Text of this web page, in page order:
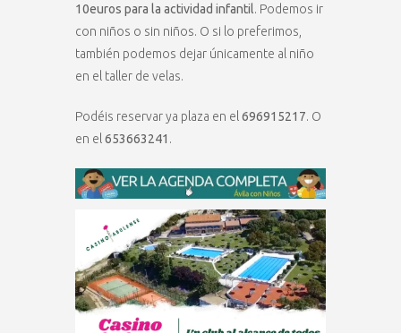
10euros para la actividad infantil. Podemos ir
con niños o sin niños. O si lo preferimos,
también podemos dejar únicamente al niño
en el taller de velas.
Podéis reservar ya plaza en el 696915217. O
en el 653663241 .